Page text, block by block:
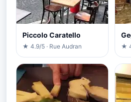
Piccolo Caratello
★ 4.9/5 · Rue Audran ★